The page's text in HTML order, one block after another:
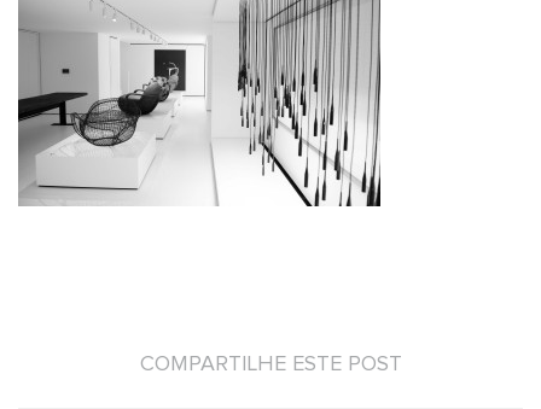
COMPARTILHE ESTE POST